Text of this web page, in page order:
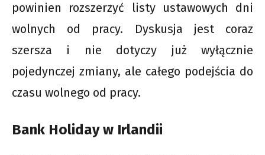
powinien rozszerzyć listy ustawowych dni
wolnych od pracy. Dyskusja jest coraz
szersza i nie dotyczy już wyłącznie
pojedynczej zmiany, ale całego podejścia do
czasu wolnego od pracy.
Bank Holiday w Irlandii